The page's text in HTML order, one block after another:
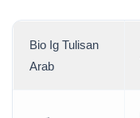
Bio Ig Tulisan
Arab